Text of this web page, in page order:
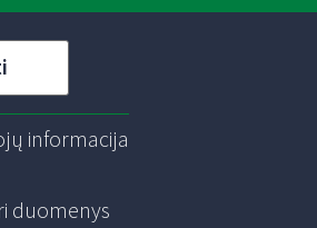
informacija
duomenys